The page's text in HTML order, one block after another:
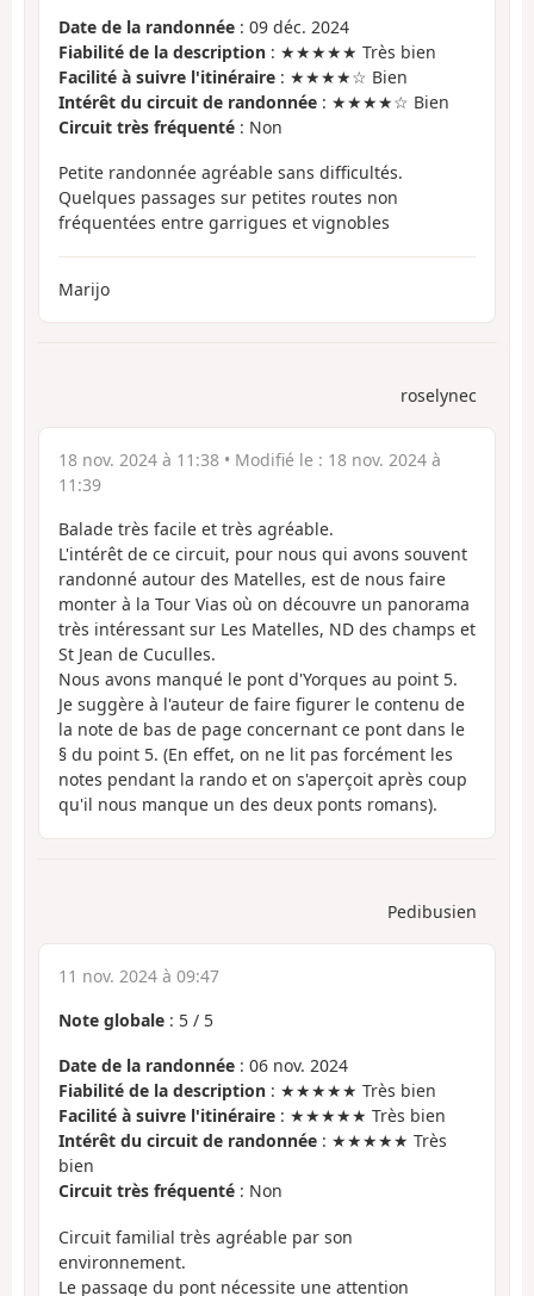
Date de la randonnée : 09 déc. 2024
Fiabilité de la description : ★★★★★ Très bien
Facilité à suivre l'itinéraire : ★★★★☆ Bien
Intérêt du circuit de randonnée : ★★★★☆ Bien
Circuit très fréquenté : Non
Petite randonnée agréable sans difficultés.
Quelques passages sur petites routes non
fréquentées entre garrigues et vignobles
Marijo
roselynec
18 nov. 2024 à 11:38 • Modifié le : 18 nov. 2024 à
11:39
Balade très facile et très agréable.
L'intérêt de ce circuit, pour nous qui avons souvent
randonné autour des Matelles, est de nous faire
monter à la Tour Vias où on découvre un panorama
très intéressant sur Les Matelles, ND des champs et
St Jean de Cuculles.
Nous avons manqué le pont d'Yorques au point 5.
Je suggère à l'auteur de faire figurer le contenu de
la note de bas de page concernant ce pont dans le
§ du point 5. (En effet, on ne lit pas forcément les
notes pendant la rando et on s'aperçoit après coup
qu'il nous manque un des deux ponts romans).
Pedibusien
11 nov. 2024 à 09:47
Note globale : 5 / 5
Date de la randonnée : 06 nov. 2024
Fiabilité de la description : ★★★★★ Très bien
Facilité à suivre l'itinéraire : ★★★★★ Très bien
Intérêt du circuit de randonnée : ★★★★★ Très
bien
Circuit très fréquenté : Non
Circuit familial très agréable par son
environnement.
Le passage du pont nécessite une attention